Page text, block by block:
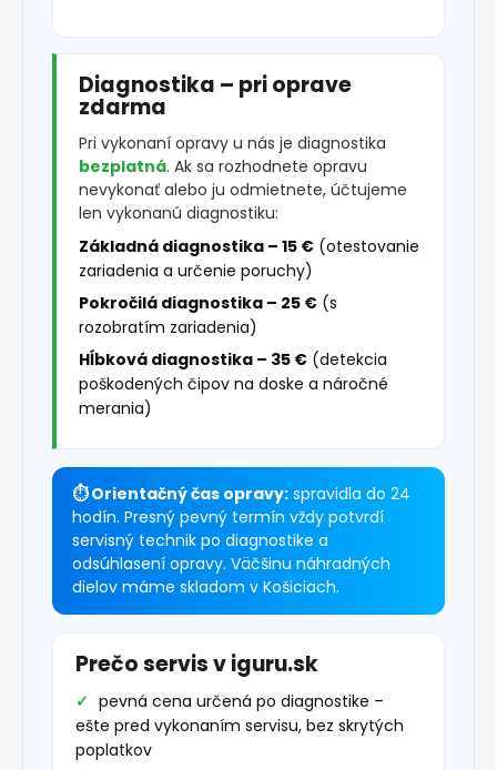
Diagnostika – pri oprave
zdarma
Pri vykonaní opravy u nás je diagnostika
bezplatná. Ak sa rozhodnete opravu
nevykonať alebo ju odmietnete, účtujeme
len vykonanú diagnostiku:
Základná diagnostika – 15 € (otestovanie
zariadenia a určenie poruchy)
Pokročilá diagnostika – 25 € (s
rozobratím zariadenia)
Hĺbková diagnostika – 35 € (detekcia
poškodených čipov na doske a náročné
merania)
⏱ Orientačný čas opravy: spravidla do 24
hodín. Presný pevný termín vždy potvrdí
servisný technik po diagnostike a
odsúhlasení opravy. Väčšinu náhradných
dielov máme skladom v Košiciach.
Prečo servis v iguru.sk
pevná cena určená po diagnostike –
ešte pred vykonaním servisu, bez skrytých
poplatkov